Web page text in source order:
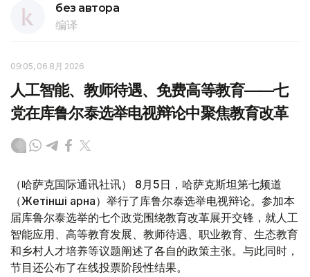
без автора
编译
09:05, 06 8月 2026
人工智能、教师待遇、免费高等教育——七
党在库鲁尔泰选举电视辩论中聚焦教育改革
（哈萨克国际通讯社讯） 8月5日，哈萨克斯坦第七频道
（Жетінші арна）举行了库鲁尔泰选举电视辩论。参加本
届库鲁尔泰选举的七个政党围绕教育改革展开交锋，就人工
智能应用、高等教育发展、教师待遇、职业教育、生态教育
和乡村人才培养等议题阐述了各自的政策主张。与此同时，
节目还公布了在线投票阶段性结果。